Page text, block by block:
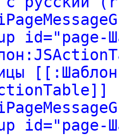
id="page-
id="page-